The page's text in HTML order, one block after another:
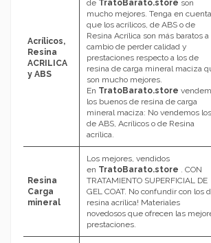
Acrílicos,
Resina
ACRILICA
y ABS
de TratoBarato.store son
mucho mejores. Tenga en cuenta
que los acrílicos, de ABS o de
Resina Acrílica son más baratos a
cambio de perder calidad y
prestaciones respecto a los de
resina de carga mineral maciza
son mucho mejores.
En TratoBarato.store
los buenos de resina de carga
mineral maciza: No vendemos los
de ABS, Acrílicos o de Resina
acrílica.
Resina
Carga
mineral
Los mejores, vendidos
en TratoBarato.store . CON
TRATAMIENTO SUPERFICIAL DE
GEL COAT. No confundir con los
resina acrílica! Materiales
novedosos que ofrecen las
prestaciones.